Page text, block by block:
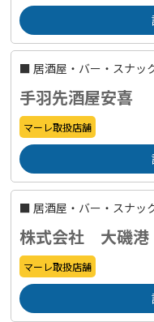
■ 居酒屋・バー・スナッ
手羽先酒屋安喜
マーレ取扱店舗
■ 居酒屋・バー・スナッ
株式会社 大磯港
マーレ取扱店舗